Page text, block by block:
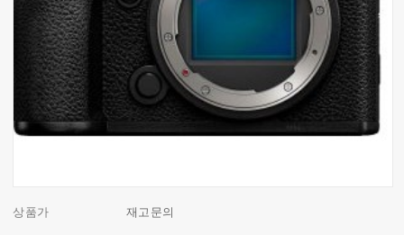
상품가 재고문의